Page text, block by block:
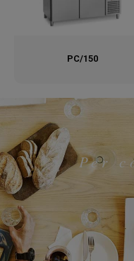
PC/150
Per